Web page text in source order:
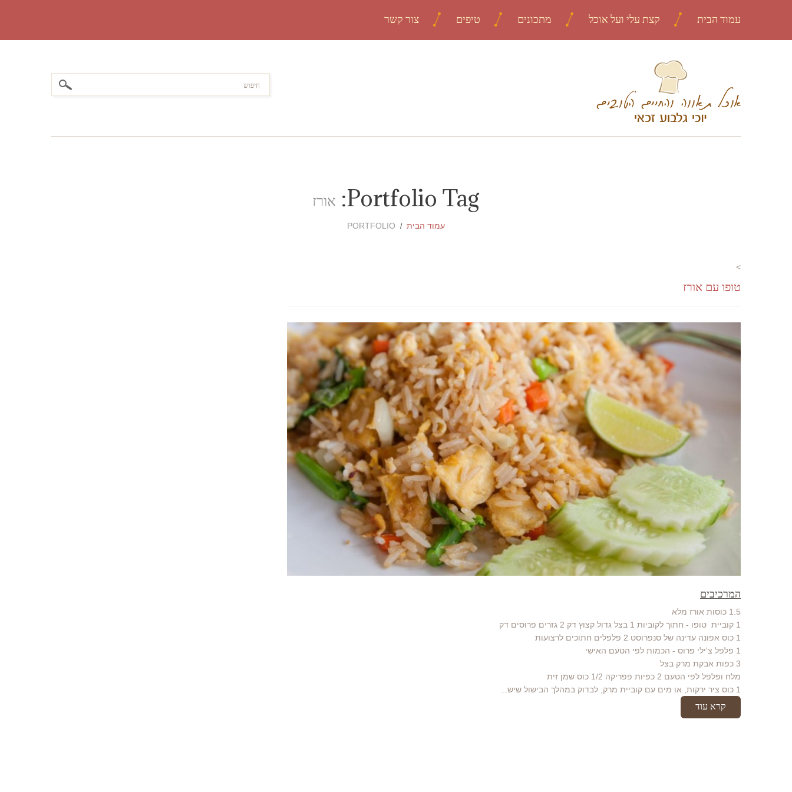
עמוד הבית קצת עלי ועל אוכל מתכונים טיפים צור קשר
Portfolio Tag: אורז
עמוד הבית PORTFOLIO
>
טופו עם אורז
המרכיבים
1.5 כוסות אורז מלא
1 קוביית טופו - חתוך לקוביות 1 בצל גדול קצוץ דק 2 גזרים פרוסים דק
1 כוס אפונה עדינה של סנפרוסט 2 פלפלים חתוכים לרצועות
1 פלפל צ'ילי פרוס - הכמות לפי הטעם האישי
3 כפות אבקת מרק בצל
מלח ופלפל לפי הטעם 2 כפיות פפריקה 1/2 כוס שמן זית
1 כוס ציר ירקות, או מים עם קוביית מרק, לבדוק במהלך הבישול שיש...
קרא עוד